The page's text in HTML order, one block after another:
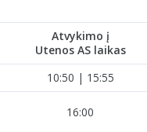
Atvykimo į
Utenos AS laikas
10:50 | 15:55
16:00